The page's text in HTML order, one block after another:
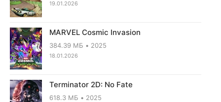
19.01.2026
MARVEL Cosmic Invasion
384.39 МБ 2025
18.01.2026
Terminator 2D: No Fate
618.3 МБ 2025